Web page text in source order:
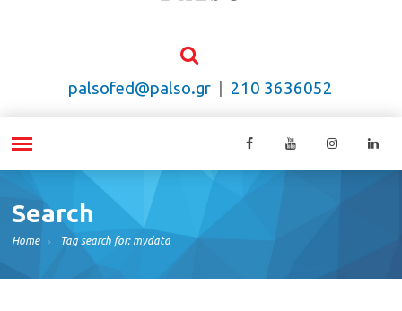
palsofed@palso.gr 210 3636052
Search
Home Tag search for: mydata